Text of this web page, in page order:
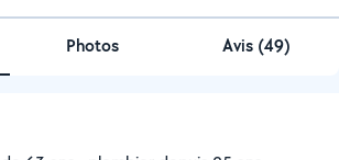
Photos Avis (49)